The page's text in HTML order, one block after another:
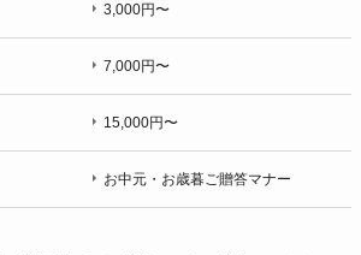
3,000円〜
7,000円〜
15,000円〜
お中元・お歳暮ご贈答マナー